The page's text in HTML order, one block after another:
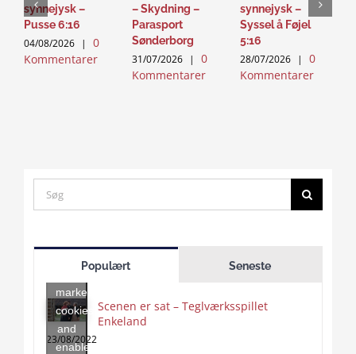
synnejysk –
Pusse 6:16
04/08/2026 |
0
Kommentarer
– Skydning –
Parasport
Sønderborg
31/07/2026 |
0
Kommentarer
synnejysk –
Syssel å Føjel
5:16
28/07/2026 |
0
Kommentarer
Search
for:
Populært Seneste
accept
marketing
cookies
and
enable
Scenen er sat – Teglværksspillet
Enkeland
23/08/2022
Click
to